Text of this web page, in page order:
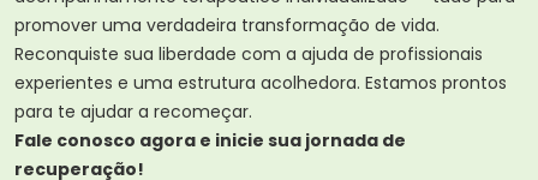
promover uma verdadeira transformação de vida.
Reconquiste sua liberdade com a ajuda de profissionais
experientes e uma estrutura acolhedora. Estamos prontos
para te ajudar a recomeçar.
Fale conosco agora e inicie sua jornada de
recuperação!